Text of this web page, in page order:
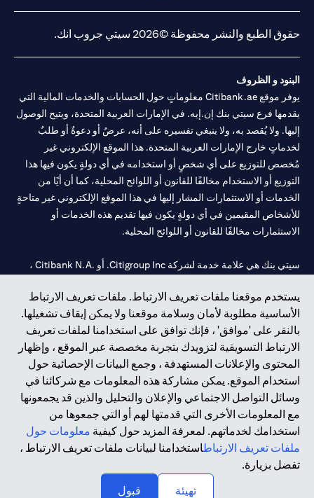
يستخدم موقعنا ملفات تعريف الارتباط. ملفات تعريف الارتباط
الأساسية مطلوبة لأمان وسلامة موقعنا ولا يمكن إيقاف تشغيلها.
بالنقر على 'موافق' ، فإنك توافق على استخدامنا لملفات تعريف
الارتباط التسويقية لتزويدك بتجربة مخصصة عبر الموقع ، وإظهار
المحتوى والإعلانات المستهدفة ، وجمع البيانات الإحصائية حول
استخدام الموقع. يمكن مشاركة هذه المعلومات مع شركائنا في
وسائل التواصل الاجتماعي والإعلان والتحليل والذين قد يجمعونها
مع المعلومات الأخرى التي قدمتها لهم أو التي جمعوها من
استخدامك لخدماتهم. لمعرفة المزيد حول كيفية معلومات حول
ملفات تعريف الارتباطاستخدامنا لبيانات ملفات تعريف الارتباط ،
تفضل بزيارة.
تهيئة
قبول
حقوق الطبع والنشر محفوظة ©2026 سيتي جروب انك.
البنود و الظروف
يوفر موقع Citibank.ae معلوماتٍ حول الحسابات والخدمات المالية التي
يقدمها فرع سيتي بنك إن.إيه. في الإمارات العربية المتحدة، ويتيح الوصول
إليها. ولا يُقصد به، ولا ينبغي تفسيره على أنه، عرضٌ أو دعوةٌ أو طلبٌ
لخدماتٍ خارج الإمارات العربية المتحدة. هذا الموقع الإلكتروني غير
مُخصص للتوزيع على أي شخصٍ أو استخدامه في أي دولةٍ يكون فيها هذا
التوزيع أو الاستخدام مخالفًا للقانون أو اللوائح المحلية، كما أن أيًا من
الخدمات أو الاستثمارات المشار إليها في هذا الموقع الإلكتروني غير متاحةٍ
للأشخاص المقيمين في أي دولةٍ يكون فيها تقديم هذه الخدمات أو
الاستثمارات مخالفًا للقانون أو اللوائح المحلية.
سيتي بنك هي علامة خدمة لشركة Citigroup Inc. أو .Citibank N.A ،
سيتي بنك إن. إيه. الإمارات مسجل لدى مصرف الإمارات المركزي تحت
أرقام التراخيص 202563 لفرع الوصل في دبي، 531989 لفرع مول
الإمارات في دبي، وCN-1002019لفرع أبوظبي. هاتف: 4000 311 04.
فرع سيتي بنك إن إيه - الإمارات العربية المتحدة مرخص من مصرف
الإمارات العربية المتحدة المركزي كفرع لبنك أجنبي.
سيتي بنك إن إيه الإمارات العربية المتحدة مرخص من هيئة الأوراق المالية
والسلع في الإمارات العربية المتحدة ("SCA") للقيام بالنشاط المالي لـ أ)
الاستشارات المالية والتعريف والترويج بموجب ترخيص رقم
20200000097 ب) وسيط تداول في الأسواق الدولية بموجب ترخيص